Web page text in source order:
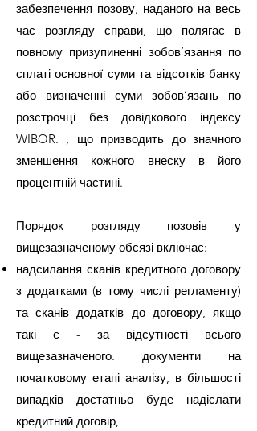
забезпечення позову, наданого на весь
час розгляду справи, що полягає в
повному призупиненні зобов’язання по
сплаті основної суми та відсотків банку
або визначенні суми зобов’язань по
розстрочці без довідкового індексу
WIBOR. , що призводить до значного
зменшення кожного внеску в його
процентній частині.
Порядок розгляду позовів у
вищезазначеному обсязі включає:
надсилання сканів кредитного договору
з додатками (в тому числі регламенту)
та сканів додатків до договору, якщо
такі є - за відсутності всього
вищезазначеного. документи на
початковому етапі аналізу, в більшості
випадків достатньо буде надіслати
кредитний договір,